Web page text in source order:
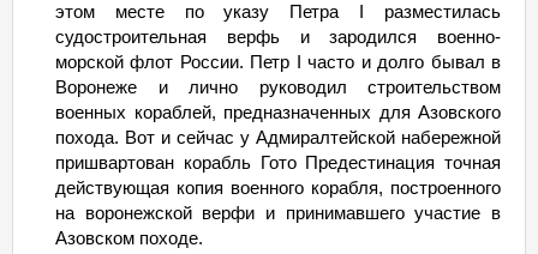
этом месте по указу Петра I разместилась
судостроительная верфь и зародился военно-
морской флот России. Петр I часто и долго бывал в
Воронеже и лично руководил строительством
военных кораблей, предназначенных для Азовского
похода. Вот и сейчас у Адмиралтейской набережной
пришвартован корабль Гото Предестинация точная
действующая копия военного корабля, построенного
на воронежской верфи и принимавшего участие в
Азовском походе.